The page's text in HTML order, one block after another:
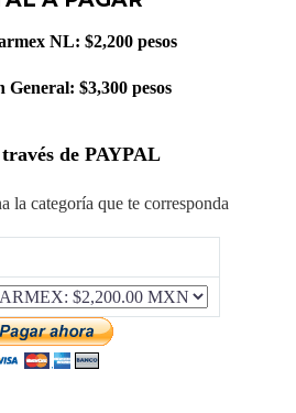
NL: $2,200 pesos
General: $3,300 pesos
de PAYPAL
la categoría que te corresponda